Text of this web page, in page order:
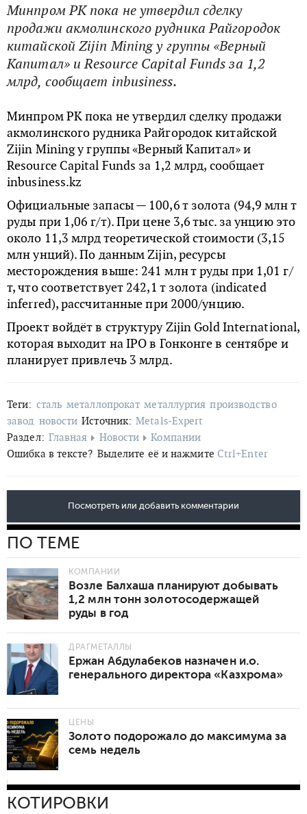
Минпром РК пока не утвердил сделку
продажи акмолинского рудника Райгородок
китайской Zijin Mining у группы «Верный
Капитал» и Resource Capital Funds за 1,2
млрд, сообщает inbusiness.
Минпром РК пока не утвердил сделку продажи
акмолинского рудника Райгородок китайской
Zijin Mining у группы «Верный Капитал» и
Resource Capital Funds за 1,2 млрд, сообщает
inbusiness.kz
Официальные запасы — 100,6 т золота (94,9 млн т
руды при 1,06 г/т). При цене 3,6 тыс. за унцию это
около 11,3 млрд теоретической стоимости (3,15
млн унций). По данным Zijin, ресурсы
месторождения выше: 241 млн т руды при 1,01 г/
т, что соответствует 242,1 т золота (indicated
inferred), рассчитанные при 2000/унцию.
Проект войдёт в структуру Zijin Gold International,
которая выходит на IPO в Гонконге в сентябре и
планирует привлечь 3 млрд.
Теги: сталь металлопрокат металлургия производство
завод новости Источник: Metals-Expert
Раздел: Главная Новости
Компании
Ошибка в тексте? Выделите её и нажмите Ctrl+Enter
Посмотреть или добавить комментарии
ПО ТЕМЕ
КОМПАНИИ
Возле Балхаша планируют добывать
1,2 млн тонн золотосодержащей
руды в год
ДРАГМЕТАЛЛЫ
Ержан Абдулабеков назначен и.о.
генерального директора «Казхрома»
ЦЕНЫ
Золото подорожало до максимума за
семь недель
КОТИРОВКИ